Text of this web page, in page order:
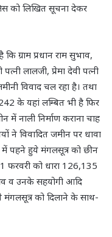
को लिखित सूचना देकर
ग्राम प्रधान राम सुभाव,
पत्नी लालजी, प्रेमा देवी पत्नी
विवाद चल रहा है। तथा
के यहां लम्बित भी है फिर
में नाली निर्माण कराना चाह
ने विवादित जमीन पर धावा
में पहने हुये मंगलसूत्र को छीन
फरवरी को धारा 126,135
व उनके सहयोगी आदि
मंगलसूत्र को दिलाने के साथ-